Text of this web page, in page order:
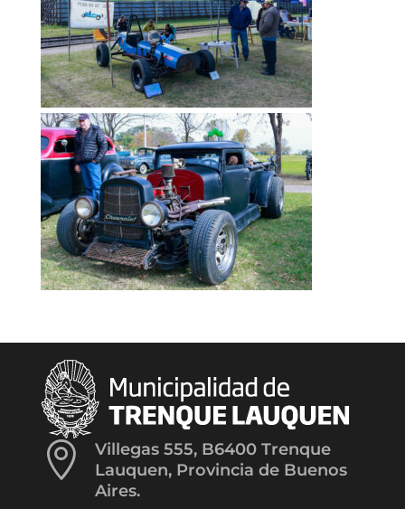

Villegas 555, B6400 Trenque
Lauquen, Provincia de Buenos
Aires.